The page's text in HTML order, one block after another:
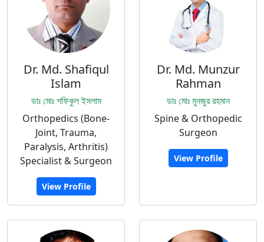
Dr. Md. Shafiqul
Islam
ডাঃ মোঃ শফিকুল ইসলাম
Orthopedics (Bone-
Joint, Trauma,
Paralysis, Arthritis)
Specialist & Surgeon
View Profile
Dr. Md. Munzur
Rahman
ডাঃ মোঃ মুনজুর রহমান
Spine & Orthopedic
Surgeon
View Profile